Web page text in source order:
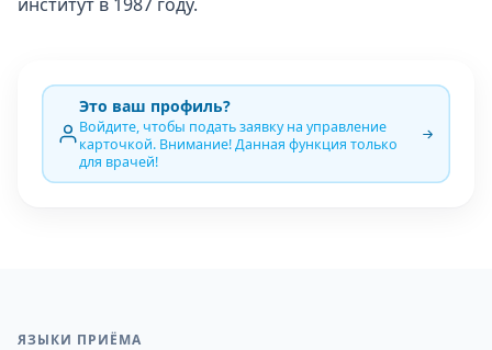
Это ваш профиль?
Войдите, чтобы подать заявку на управление
карточкой. Внимание! Данная функция только
для врачей!
ЯЗЫКИ ПРИЁМА